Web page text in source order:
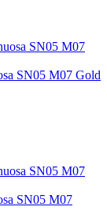
SN05 M07 Gold
SN05 M07